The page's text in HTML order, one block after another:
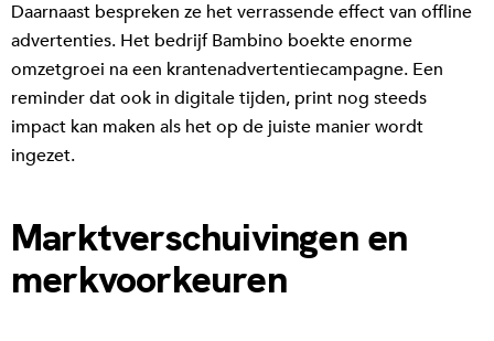
Daarnaast bespreken ze het verrassende effect van offline
advertenties. Het bedrijf Bambino boekte enorme
omzetgroei na een krantenadvertentiecampagne. Een
reminder dat ook in digitale tijden, print nog steeds
impact kan maken als het op de juiste manier wordt
ingezet.
Marktverschuivingen en
merkvoorkeuren